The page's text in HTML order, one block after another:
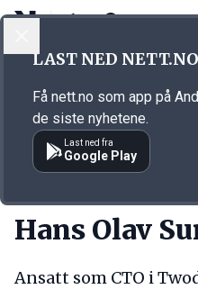
Annonsørinnhold
Hans Olav
Ansatt som CTO i
LAST NED
Få nett.no som app på
de siste nyhetene.
Last ned fra
Google Play